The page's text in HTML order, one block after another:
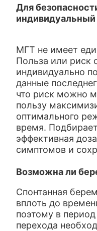
Для
МГТ не имеет
Польза или риск
индивидуально
данные
что риск можно
пользу
оптимального
время.
эффективная
симптомов и
Возможна ли
Спонтанная
вплоть до
поэтому в
перехода